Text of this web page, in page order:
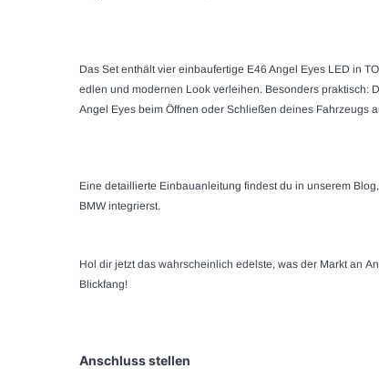
Das Set enthält vier einbaufertige E46 Angel Eyes LED in
edlen und modernen Look verleihen. Besonders praktisch:
Angel Eyes beim Öffnen oder Schließen deines Fahrzeugs
Eine detaillierte Einbauanleitung findest du in unserem
BMW integrierst.
Hol dir jetzt das wahrscheinlich edelste, was der Markt an
Blickfang!
Anschluss stellen